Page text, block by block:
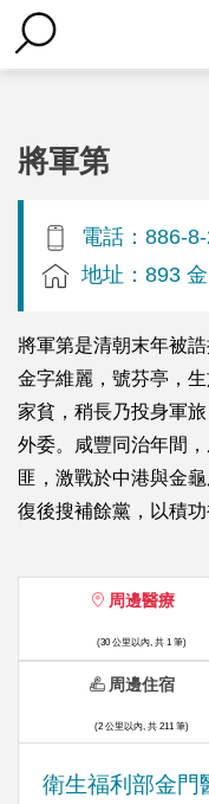
將軍第
電話：886-
地址：893
將軍第是清朝末年被
金字維麗，號芬亭，
家貧，稍長乃投身軍
外委。咸豐同治年間
匪，激戰於中港與金
復後搜補餘黨，以積
周邊醫療
(30 公里以內, 共 1 筆)
衛生福利部金門
周邊住宿
(2 公里以內, 共 211 筆)